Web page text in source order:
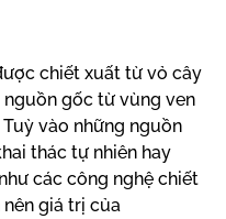
chiết xuất từ vỏ cây
nguồn gốc từ vùng ven
vào những nguồn
thác tự nhiên hay
các công nghệ chiết
giá trị của